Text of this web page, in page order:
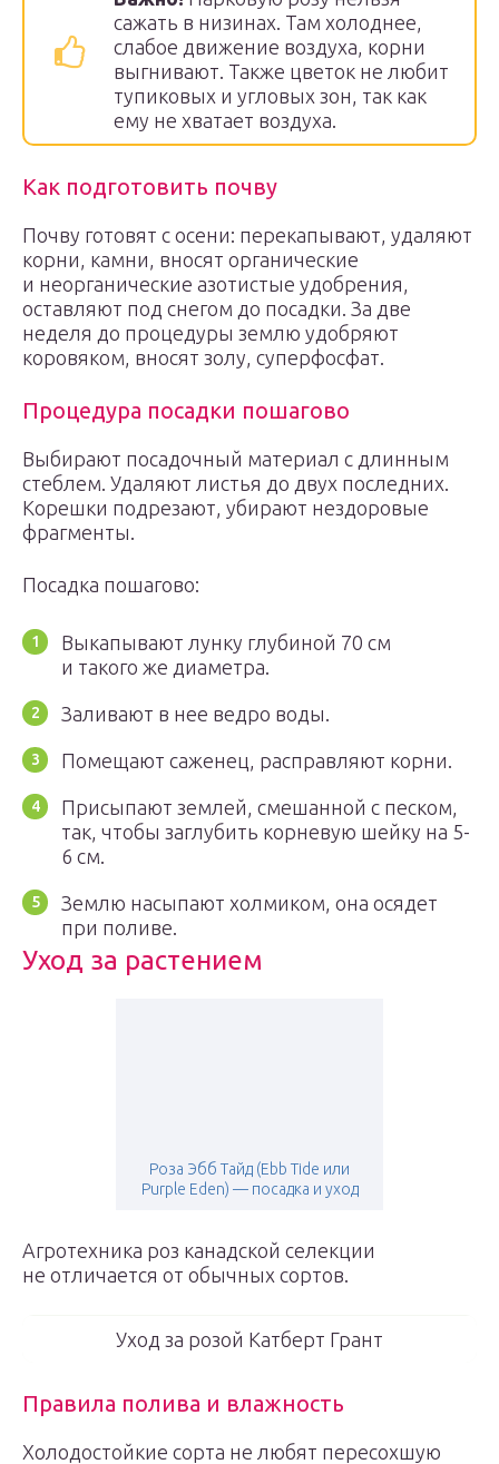
сажать в низинах. Там холоднее,
слабое движение воздуха, корни
выгнивают. Также цветок не любит
тупиковых и угловых зон, так как
ему не хватает воздуха.
Как подготовить почву
Почву готовят с осени: перекапывают, удаляют
корни, камни, вносят органические
и неорганические азотистые удобрения,
оставляют под снегом до посадки. За две
неделя до процедуры землю удобряют
коровяком, вносят золу, суперфосфат.
Процедура посадки пошагово
Выбирают посадочный материал с длинным
стеблем. Удаляют листья до двух последних.
Корешки подрезают, убирают нездоровые
фрагменты.
Посадка пошагово:
Выкапывают лунку глубиной 70 см
и такого же диаметра.
Заливают в нее ведро воды.
Помещают саженец, расправляют корни.
Присыпают землей, смешанной с песком,
так, чтобы заглубить корневую шейку на 5-
6 см.
Землю насыпают холмиком, она осядет
при поливе.
Уход за растением
Роза Эбб Тайд (Ebb Tide или
Purple Eden) — посадка и уход
Агротехника роз канадской селекции
не отличается от обычных сортов.
Уход за розой Катберт Грант
Правила полива и влажность
Холодостойкие сорта не любят пересохшую